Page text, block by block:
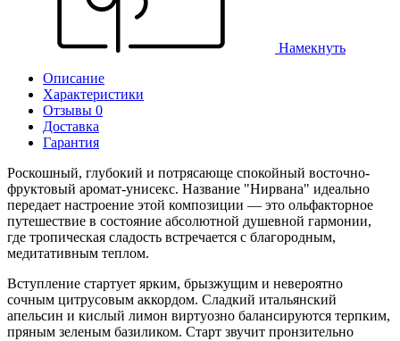
Намекнуть
Описание
Характеристики
Отзывы 0
Доставка
Гарантия
Роскошный, глубокий и потрясающе спокойный восточно-
фруктовый аромат-унисекс. Название "Нирвана" идеально
передает настроение этой композиции — это ольфакторное
путешествие в состояние абсолютной душевной гармонии,
где тропическая сладость встречается с благородным,
медитативным теплом.
Вступление стартует ярким, брызжущим и невероятно
сочным цитрусовым аккордом. Сладкий итальянский
апельсин и кислый лимон виртуозно балансируются терпким,
пряным зеленым базиликом. Старт звучит пронзительно